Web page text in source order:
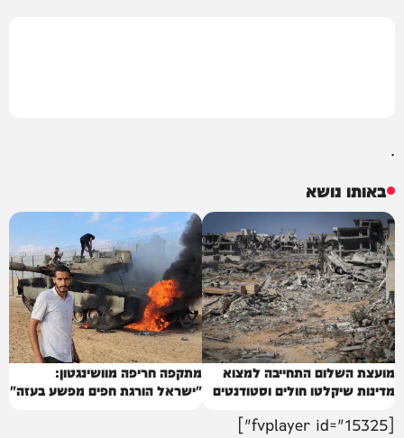
.
באותו נושא
מועצת השלום התחייבה למצוא
מדינות שיקלטו חולים וסטודנטים
מתקפה חריפה מוושינגטון:
"ישראל הורגת חפים מפשע בעזה"
[fvplayer id="15325"]